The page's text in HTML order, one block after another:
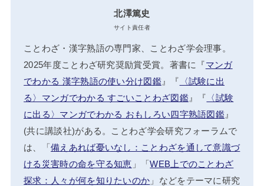
北澤篤史
サイト責任者
ことわざ・漢字熟語の専門家、ことわざ学会理事。
2025年度ことわざ研究奨励賞受賞。著書に『マンガ
でわかる 漢字熟語の使い分け図鑑』『 〈試験に出
る〉マンガでわかる すごいことわざ図鑑』『 〈試験
に出る〉マンガでわかる おもしろい四字熟語図鑑 』
(共に講談社)がある。ことわざ学会研究フォーラムで
は、「備えあれば憂いなし：ことわざを通して意識づ
ける災害時の命を守る知恵 」「WEB上でのことわざ
探求：人々が何を知りたいのか 」などをテーマに研究